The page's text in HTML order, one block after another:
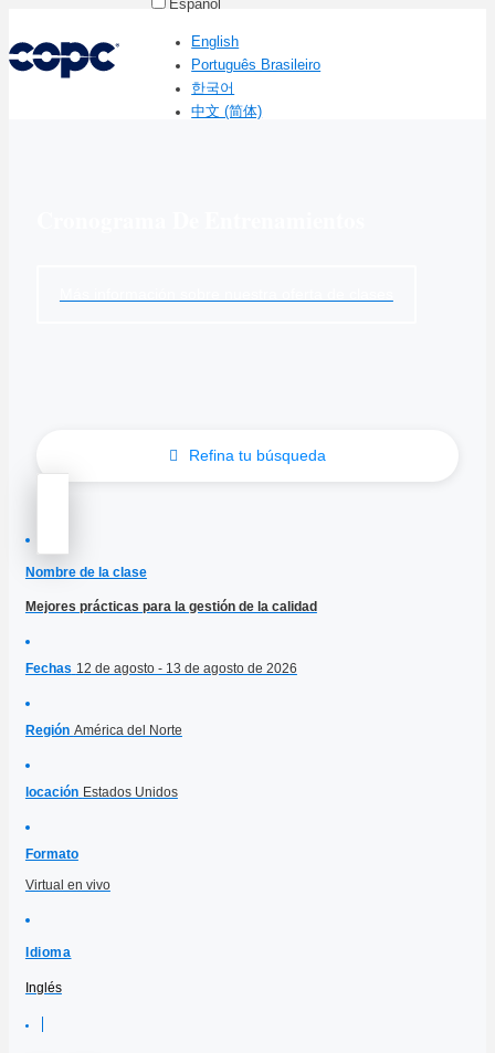
Español
English
Português Brasileiro
한국어
中文 (简体)
Refina tu búsqueda
Nombre de la clase
Mejores prácticas para la gestión de la calidad
Fechas 12 de agosto - 13 de agosto de 2026
Región América del Norte
locación Estados Unidos
Formato
Virtual en vivo
Idioma
Inglés